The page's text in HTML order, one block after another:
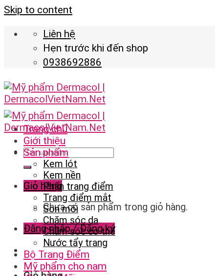
Skip to content
Liên hệ
Hẹn trước khi đến shop
0938692886
Giỏ hàng
Chưa có sản phẩm trong giỏ hàng.
Đăng nhập / Đăng ký
Trang chủ
Giới thiệu
Sản phẩm
Kem lót
Kem nền
Phấn trang điểm
Trang điểm mắt
Son môi
Chăm sóc da
Chăm sóc cơ thể
Nước tẩy trang
Bộ Trang Điểm
Mỹ phẩm cho nam